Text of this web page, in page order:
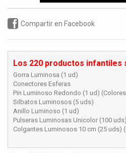
Compartir en Facebook
Los 220 productos infantiles
Gorra Luminosa (1 ud)
Conectores Esferas
Pin Luminoso Redondo (1 ud)
Silbatos Luminosos (5 uds)
Anillo Luminoso (1 ud)
Pulseras Luminosas Unicolor (100
Colgantes Luminosos 10 cm (25 uds)